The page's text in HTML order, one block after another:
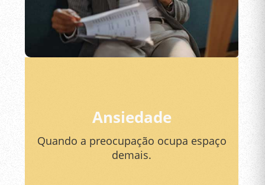
Ansiedade
Quando a preocupação ocupa espaço
demais.